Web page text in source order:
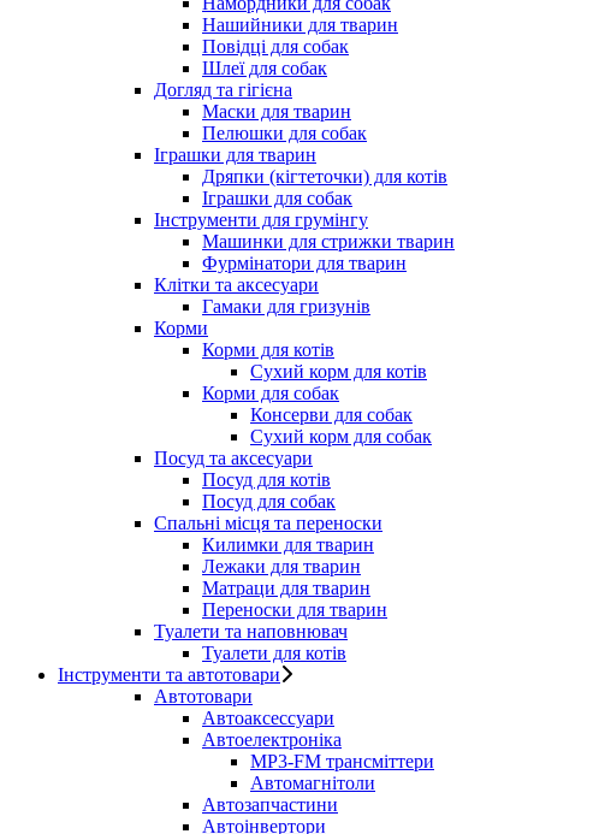
Нашийники для тварин
Повідці для собак
Шлеї для собак
Догляд та гігієна
Маски для тварин
Пелюшки для собак
Іграшки для тварин
Дряпки (кігтеточки) для котів
Іграшки для собак
Інструменти для грумінгу
Машинки для стрижки тварин
Фурмінатори для тварин
Клітки та аксесуари
Гамаки для гризунів
Корми
Корми для котів
Сухий корм для котів
Корми для собак
Консерви для собак
Сухий корм для собак
Посуд та аксесуари
Посуд для котів
Посуд для собак
Спальні місця та переноски
Килимки для тварин
Лежаки для тварин
Матраци для тварин
Переноски для тварин
Туалети та наповнювач
Туалети для котів
Інструменти та автотовари
Автотовари
Автоаксессуари
Автоелектроніка
MP3-FM трансміттери
Автомагнітоли
Автозапчастини
Автоінвертори